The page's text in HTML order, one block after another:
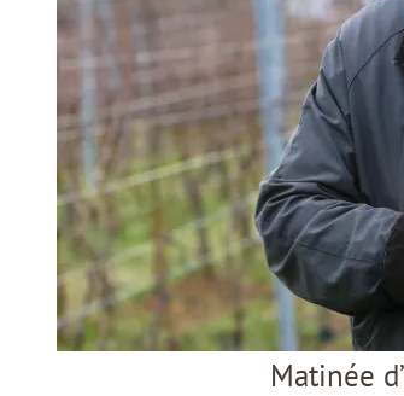
Matinée